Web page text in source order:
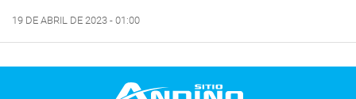
19 DE ABRIL DE 2023 - 01:00